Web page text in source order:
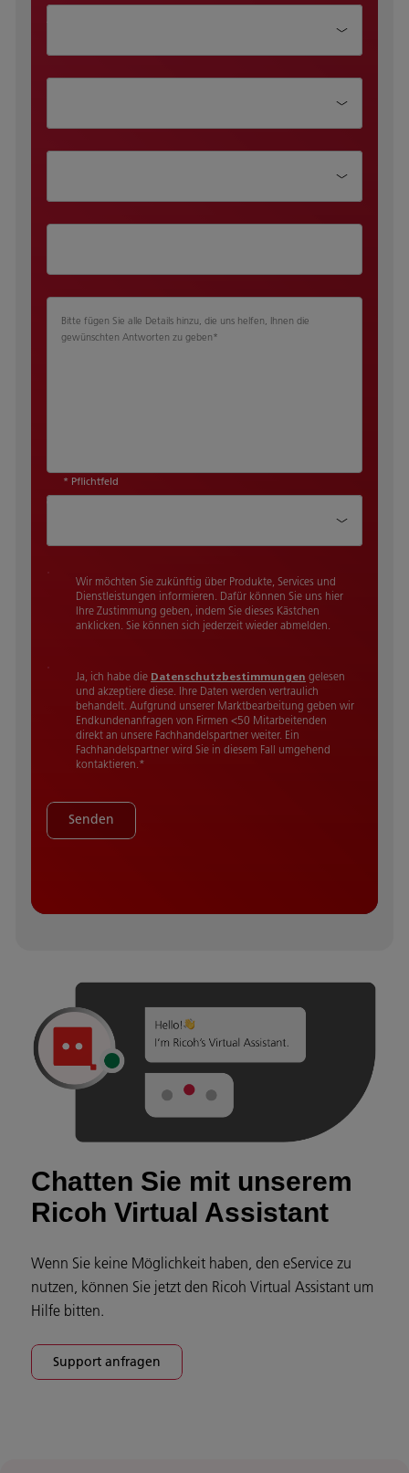
Bitte fügen Sie alle Details hinzu, die uns helfen, Ihnen die
gewünschten Antworten zu geben*
* Pflichtfeld
Wir möchten Sie zukünftig über Produkte, Services und
Dienstleistungen informieren. Dafür können Sie uns hier
Ihre Zustimmung geben, indem Sie dieses Kästchen
anklicken. Sie können sich jederzeit wieder abmelden.
Ja, ich habe die Datenschutzbestimmungen gelesen
und akzeptiere diese.
Ihre Daten werden vertraulich
behandelt. Aufgrund unserer Marktbearbeitung geben wir
Endkundenanfragen von Firmen <50 Mitarbeitenden
direkt an unsere Fachhandelspartner weiter. Ein
Fachhandelspartner wird Sie in diesem Fall umgehend
kontaktieren. *
Senden
Chatten Sie mit unserem
Ricoh Virtual Assistant
Wenn Sie keine Möglichkeit haben, den eService zu
nutzen, können Sie jetzt den Ricoh Virtual Assistant um
Hilfe bitten.
Support anfragen